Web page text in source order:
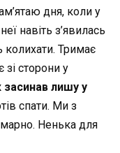
дня, коли у
навіть з’явилась
колихати. Тримає
зі сторони у
засинав лишу у
спати. Ми з
Ненька для